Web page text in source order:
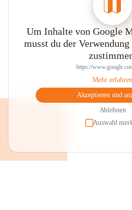
Um Inhalte von Google
musst du der
https://
Mehr erfahren
Akzeptieren und
Ablehnen
Auswahl